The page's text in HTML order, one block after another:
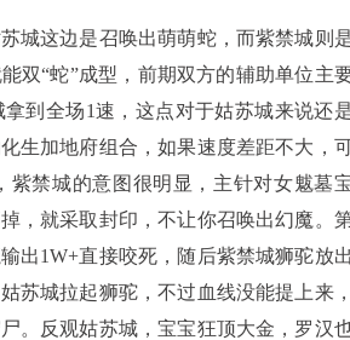
这边是召唤出萌萌蛇，而紫禁城则
双“蛇”成型，前期双方的辅助单位主
到全场1速，这点对于姑苏城来说还
生加地府组合，如果速度差距不大，
紫禁城的意图很明显，主针对女魃墓
，就采取封印，不让你召唤出幻魔。
出1W+直接咬死，随后紫禁城狮驼放出
苏城拉起狮驼，不过血线没能提上来，
。反观姑苏城，宝宝狂顶大金，罗汉